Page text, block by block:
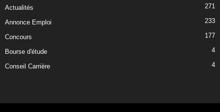
Actualités 271
Annonce Emploi 233
Concours 177
Bourse d'étude 4
Conseil Carrière 4